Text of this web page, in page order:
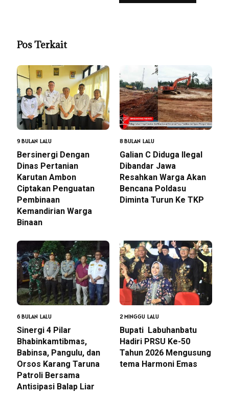
Pos Terkait
9 BULAN LALU
Bersinergi Dengan
Dinas Pertanian
Karutan Ambon
Ciptakan Penguatan
Pembinaan
Kemandirian Warga
Binaan
8 BULAN LALU
Galian C Diduga Ilegal
Dibandar Jawa
Resahkan Warga Akan
Bencana Poldasu
Diminta Turun Ke TKP
6 BULAN LALU
Sinergi 4 Pilar
Bhabinkamtibmas,
Babinsa, Pangulu, dan
Orsos Karang Taruna
Patroli Bersama
Antisipasi Balap Liar
2 MINGGU LALU
Bupati Labuhanbatu
Hadiri PRSU Ke-50
Tahun 2026 Mengusung
tema Harmoni Emas